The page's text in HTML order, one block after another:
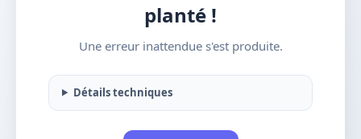
planté !
Une erreur inattendue s'est produite.
Détails techniques